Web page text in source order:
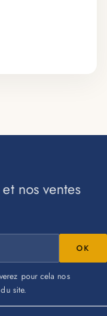
nos ventes
pour cela nos
site.